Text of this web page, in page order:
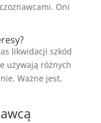
Oni
likwidacji szkód
używają różnych
Ważne jest,